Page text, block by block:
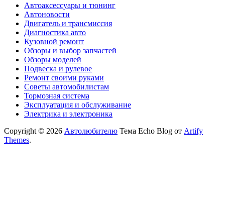
Автоаксессуары и тюнинг
Автоновости
Двигатель и трансмиссия
Диагностика авто
Кузовной ремонт
Обзоры и выбор запчастей
Обзоры моделей
Подвеска и рулевое
Ремонт своими руками
Советы автомобилистам
Тормозная система
Эксплуатация и обслуживание
Электрика и электроника
Copyright © 2026 Автолюбителю Тема Echo Blog от Artify
Themes.